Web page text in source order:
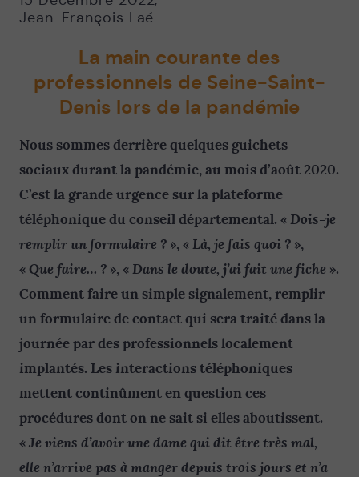
Jean-François Laé
La main courante des
professionnels de Seine-Saint-
Denis lors de la pandémie
Nous sommes derrière quelques guichets
sociaux durant la pandémie, au mois d’août 2020.
C’est la grande urgence sur la plateforme
téléphonique du conseil départemental. «Dois-je
remplir un formulaire ? », «Là, je fais quoi ? »,
«Que faire… ? », «Dans le doute, j’ai fait une fiche ».
Comment faire un simple signalement, remplir
un formulaire de contact qui sera traité dans la
journée par des professionnels localement
implantés. Les interactions téléphoniques
mettent continûment en question ces
procédures dont on ne sait si elles aboutissent.
«Je viens d’avoir une dame qui dit être très mal,
elle n’arrive pas à manger depuis trois jours et n’a